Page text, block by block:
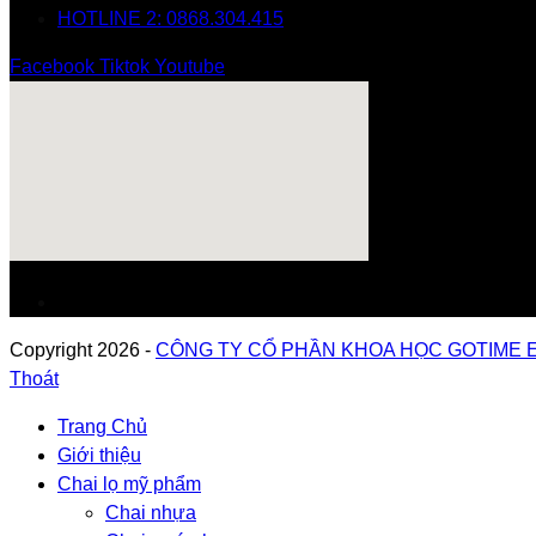
HOTLINE 2: 0868.304.415
Facebook Tiktok Youtube
Copyright 2026 - CÔNG TY CỔ PHẦN KHOA HỌC GOTIME
Thoát
Trang Chủ
Giới thiệu
Chai lọ mỹ phẩm
Chai nhựa